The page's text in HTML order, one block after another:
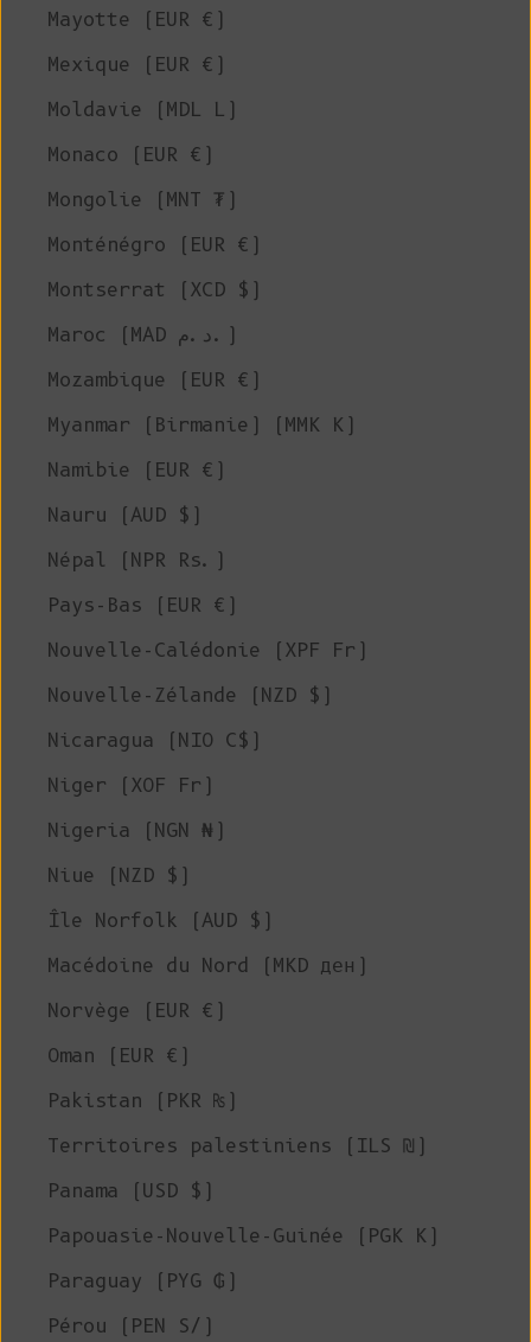
Mayotte (EUR €)
Mexique (EUR €)
Moldavie (MDL L)
Monaco (EUR €)
Mongolie (MNT ₮)
Monténégro (EUR €)
Montserrat (XCD $)
Maroc (MAD د.م.)
Mozambique (EUR €)
Myanmar (Birmanie) (MMK K)
Namibie (EUR €)
Nauru (AUD $)
Népal (NPR Rs.)
Pays-Bas (EUR €)
Nouvelle-Calédonie (XPF Fr)
Nouvelle-Zélande (NZD $)
Nicaragua (NIO C$)
Niger (XOF Fr)
Nigeria (NGN ₦)
Niue (NZD $)
Île Norfolk (AUD $)
Macédoine du Nord (MKD ден)
Norvège (EUR €)
Oman (EUR €)
Pakistan (PKR ₨)
Territoires palestiniens (ILS ₪)
Panama (USD $)
Papouasie-Nouvelle-Guinée (PGK K)
Paraguay (PYG ₲)
Pérou (PEN S/)